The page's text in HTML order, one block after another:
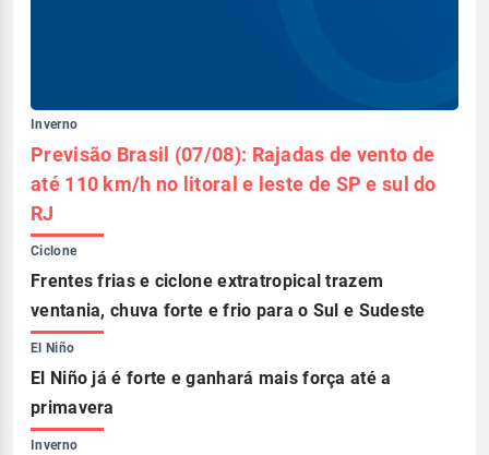
Inverno
Previsão Brasil (07/08): Rajadas de vento de
até 110 km/h no litoral e leste de SP e sul do
RJ
Ciclone
Frentes frias e ciclone extratropical trazem
ventania, chuva forte e frio para o Sul e Sudeste
El Niño
El Niño já é forte e ganhará mais força até a
primavera
Inverno